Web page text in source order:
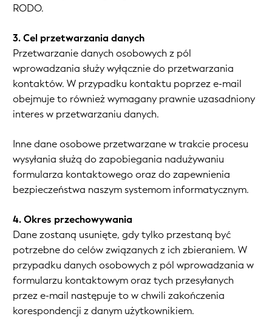
RODO.
3. Cel przetwarzania danych
Przetwarzanie danych osobowych z pól
wprowadzania służy wyłącznie do przetwarzania
kontaktów. W przypadku kontaktu poprzez e-mail
obejmuje to również wymagany prawnie uzasadniony
interes w przetwarzaniu danych.
Inne dane osobowe przetwarzane w trakcie procesu
wysyłania służą do zapobiegania nadużywaniu
formularza kontaktowego oraz do zapewnienia
bezpieczeństwa naszym systemom informatycznym.
4. Okres przechowywania
Dane zostaną usunięte, gdy tylko przestaną być
potrzebne do celów związanych z ich zbieraniem. W
przypadku danych osobowych z pól wprowadzania w
formularzu kontaktowym oraz tych przesyłanych
przez e-mail następuje to w chwili zakończenia
korespondencji z danym użytkownikiem.